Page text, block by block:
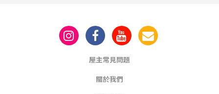
屋主常見問題
關於我們